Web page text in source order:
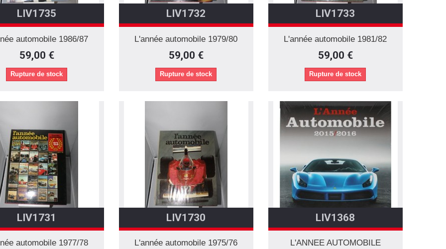
LIV1735
automobile 1986/87
59,00 €
Rupture de stock
LIV1732
L'année automobile 1979/80
59,00 €
Rupture de stock
LIV1733
L'année automobile 1981/82
59,00 €
Rupture de stock
LIV1731
automobile 1977/78
LIV1730
L'année automobile 1975/76
LIV1368
L'ANNEE AUTOMOBILE